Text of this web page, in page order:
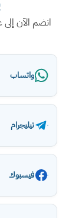
انضم الآن
واتساب
تيليجرام
فيسبوك